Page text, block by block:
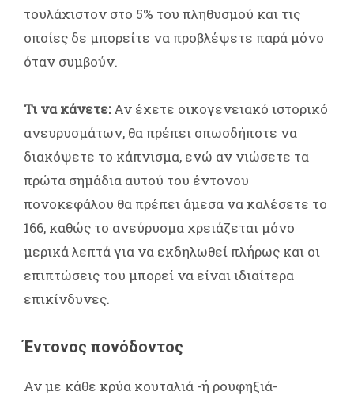
τουλάχιστον στο 5% του πληθυσμού και τις
οποίες δε μπορείτε να προβλέψετε παρά μόνο
όταν συμβούν.
Τι να κάνετε:Αν έχετε οικογενειακό ιστορικό
ανευρυσμάτων, θα πρέπει οπωσδήποτε να
διακόψετε το κάπνισμα, ενώ αν νιώσετε τα
πρώτα σημάδια αυτού του έντονου
πονοκεφάλου θα πρέπει άμεσα να καλέσετε το
166, καθώς το ανεύρυσμα χρειάζεται μόνο
μερικά λεπτά για να εκδηλωθεί πλήρως και οι
επιπτώσεις του μπορεί να είναι ιδιαίτερα
επικίνδυνες.
Έντονος πονόδοντος
Αν με κάθε κρύα κουταλιά -ή ρουφηξιά-